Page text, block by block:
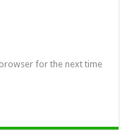
for the next time